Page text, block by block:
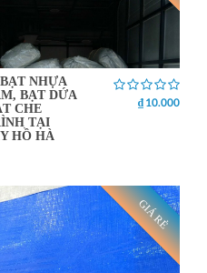
NHỰA
BẠT DỨA
CHE
TẠI
HỒ HÀ
₫ 10.000
GIÁ RẺ